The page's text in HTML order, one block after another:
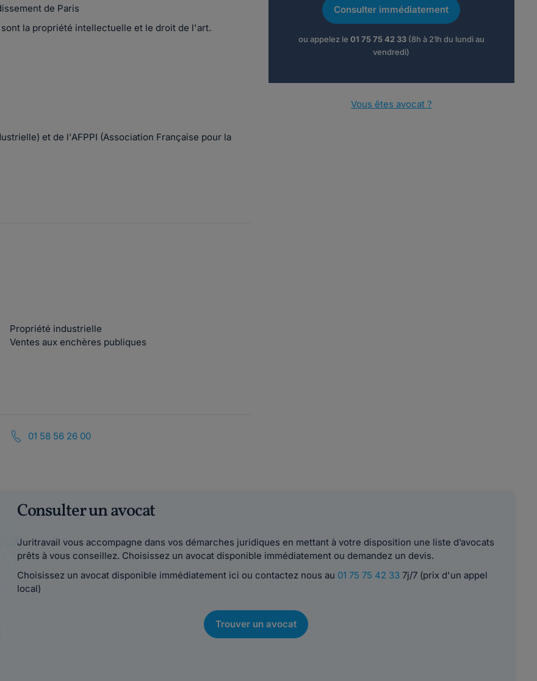
de Paris
la propriété intellectuelle et le droit de l'art.
et de l'AFPPI (Association Française pour la
Propriété industrielle
Ventes aux enchères publiques
01 58 56 26 00
Consulter immédiatement
ou appelez le 01 75 75 42 33(8h à 21h du lundi au
vendredi)
Vous êtes avocat ?
Consulter un avocat
Juritravail vous accompagne dans vos démarches juridiques en mettant à votre disposition une liste d’avocats
prêts à vous conseillez. Choisissez un avocat disponible immédiatement ou demandez un devis.
Choisissez un avocat disponible immédiatement ici ou contactez nous au 01 75 75 42 337j/7 (prix d'un appel
local)
Trouver un avocat